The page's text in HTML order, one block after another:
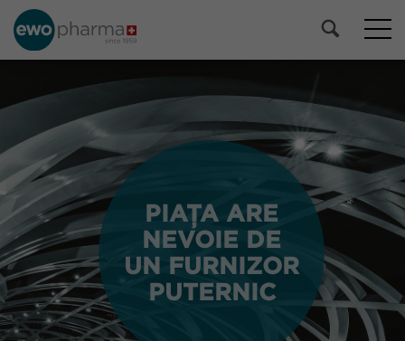
PIAȚA ARE
NEVOIE DE
UN FURNIZOR
PUTERNIC
PIAȚA ARE
NEVOIE DE
UN FURNIZOR
PUTERNIC